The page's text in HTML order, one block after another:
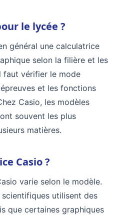
le lycée ?
général une calculatrice
selon la filière et les
faut vérifier le mode
et les fonctions
Casio, les modèles
souvent les plus
matières.
Casio ?
varie selon le modèle.
utilisent des
que certaines graphiques